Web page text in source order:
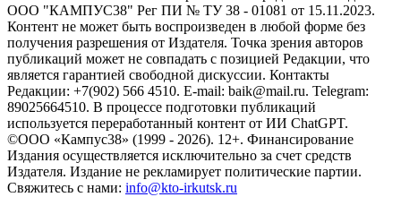
ООО "КАМПУС38" Рег ПИ № ТУ 38 - 01081 от 15.11.2023.
Контент не может быть воспроизведен в любой форме без
получения разрешения от Издателя. Точка зрения авторов
публикаций может не совпадать с позицией Редакции, что
является гарантией свободной дискуссии. Контакты
Редакции: +7(902) 566 4510. E-mail: baik@mail.ru. Telegram:
89025664510. В процессе подготовки публикаций
используется переработанный контент от ИИ ChatGPT.
©ООО «Кампус38» (1999 - 2026). 12+. Финансирование
Издания осуществляется исключительно за счет средств
Издателя. Издание не рекламирует политические партии.
Свяжитесь с нами: info@kto-irkutsk.ru